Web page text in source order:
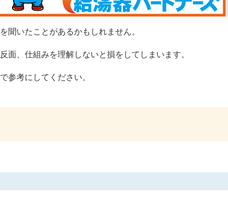
聞いたことがあるかもしれません。
面、仕組みを理解しないと損をしてしまいます。
参考にしてください。